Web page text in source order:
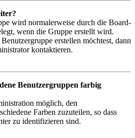
wird normalerweise durch die Board-
wenn die Gruppe erstellt wird.
erstellen möchtest, dann
kontaktieren.
Benutzergruppen farbig
möglich, den
Farben zuzuteilen, so dass
zu identifizieren sind.